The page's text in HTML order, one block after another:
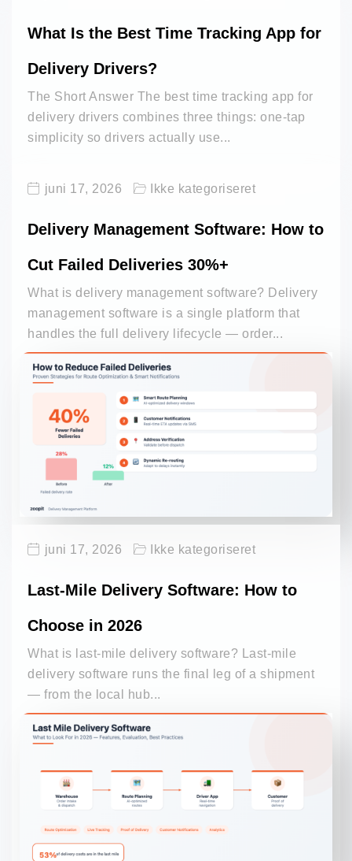
What Is the Best Time Tracking App for
Delivery Drivers?
The Short Answer The best time tracking app for
delivery drivers combines three things: one-tap
simplicity so drivers actually use...
juni 17, 2026 Ikke kategoriseret
Delivery Management Software: How to
Cut Failed Deliveries 30%+
What is delivery management software? Delivery
management software is a single platform that
handles the full delivery lifecycle — order...
juni 17, 2026 Ikke kategoriseret
Last-Mile Delivery Software: How to
Choose in 2026
What is last-mile delivery software? Last-mile
delivery software runs the final leg of a shipment
— from the local hub...